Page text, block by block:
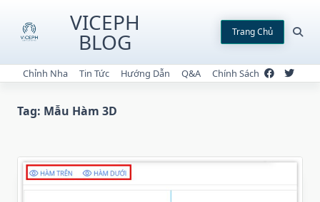
content
VICEPH
BLOG Trang Chủ
Chỉnh Nha Tin Tức Hướng Dẫn Q&A Chính Sách
Tag: Mẫu Hàm 3D